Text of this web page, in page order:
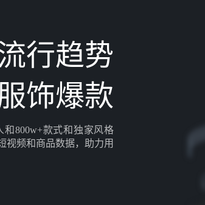
行趋势
饰爆款
800w+款式和独家风格
视频和商品数据，助力用